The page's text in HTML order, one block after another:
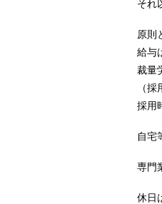
それ
原則
給与
裁量
（
採用
自宅
専門
休日